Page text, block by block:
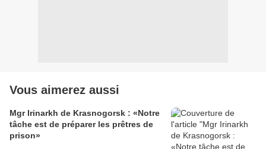
Vous aimerez aussi
Mgr Irinarkh de Krasnogorsk : «Notre
tâche est de préparer les prêtres de
prison»